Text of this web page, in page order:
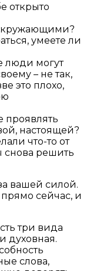
открыто
умеете ли
люди могут
– не так,
это плохо,
проявлять
настоящей?
что-то от
снова решить
вашей силой.
сейчас, и
три вида
духовная.
слова,